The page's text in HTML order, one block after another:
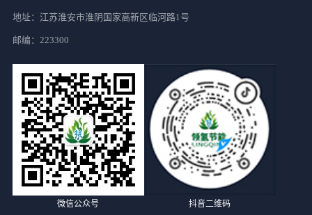
地址：江苏淮安市淮阴国家高新区临河路1号
邮编：223300
微信公众号 抖音二维码